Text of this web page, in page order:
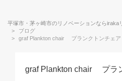
平塚市・茅ヶ崎市のリノベーションならiraka
ブログ
graf Plankton chair プランクトンチェア
graf Plankton chair プラ